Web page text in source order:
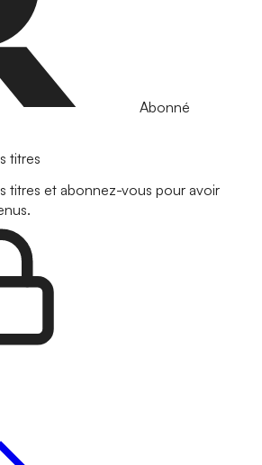
Abonné
titres
titres et abonnez-vous pour avoir